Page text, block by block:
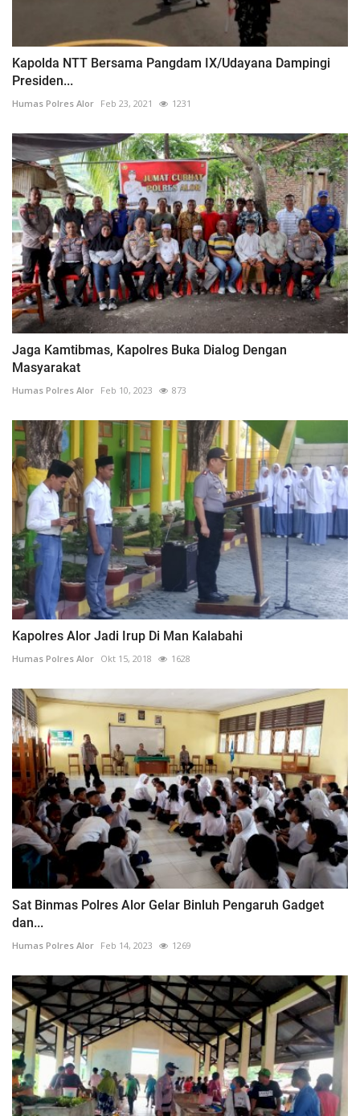
Kapolda NTT Bersama Pangdam IX/Udayana Dampingi
Presiden...
Humas Polres Alor Feb 23, 2021 1231
Jaga Kamtibmas, Kapolres Buka Dialog Dengan
Masyarakat
Humas Polres Alor Feb 10, 2023 873
Kapolres Alor Jadi Irup Di Man Kalabahi
Humas Polres Alor Okt 15, 2018 1628
Sat Binmas Polres Alor Gelar Binluh Pengaruh Gadget
dan...
Humas Polres Alor Feb 14, 2023 1269